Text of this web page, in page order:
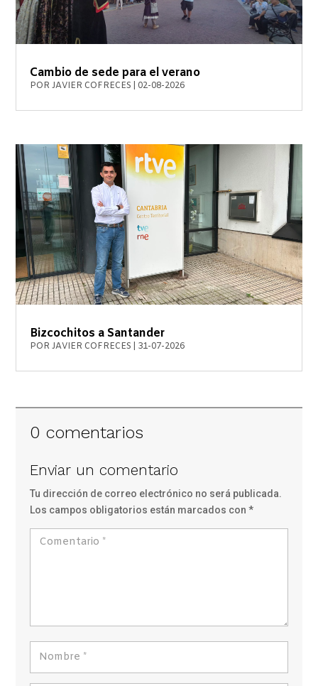
Cambio de sede para el verano
PORJAVIER COFRECES 02-08-2026
Bizcochitos a Santander
PORJAVIER COFRECES 31-07-2026
0 comentarios
Enviar un comentario
Tu dirección de correo electrónico no será publicada.
Los campos obligatorios están marcados con*